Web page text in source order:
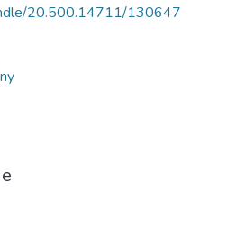
20.500.14711/130647